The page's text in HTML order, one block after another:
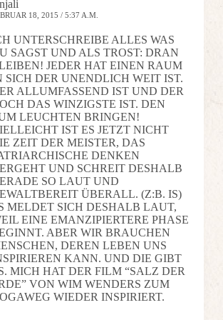
18, 2015 / 5:37 A.M.
UNTERSCHREIBE ALLES WAS
SAGST UND ALS TROST: DRAN
JEDER HAT EINEN RAUM
SICH DER UNENDLICH WEIT IST.
ALLUMFASSEND IST UND DER
DAS WINZIGSTE IST. DEN
LEUCHTEN BRINGEN!
IST ES JETZT NICHT
ZEIT DER MEISTER, DAS
DENKEN
UND SCHREIT DESHALB
SO LAUT UND
ÜBERALL. (Z:B. IS)
MELDET SICH DESHALB LAUT,
EINE EMANZIPIERTERE PHASE
ABER WIR BRAUCHEN
DEREN LEBEN UNS
KANN. UND DIE GIBT
MICH HAT DER FILM “SALZ DER
VON WIM WENDERS ZUM
WIEDER INSPIRIERT.